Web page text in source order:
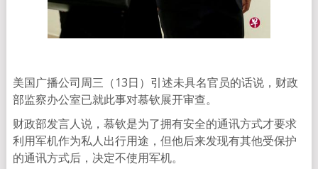
美国广播公司周三（13日）引述未具名官员的话说，财政
部监察办公室已就此事对慕钦展开审查。
财政部发言人说，慕钦是为了拥有安全的通讯方式才要求
利用军机作为私人出行用途，但他后来发现有其他受保护
的通讯方式后，决定不使用军机。